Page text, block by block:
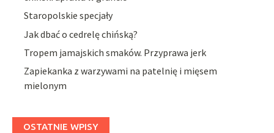
Staropolskie specjały
Jak dbać o cedrelę chińską?
Tropem jamajskich smaków. Przyprawa jerk
Zapiekanka z warzywami na patelnię i mięsem
mielonym
OSTATNIE WPISY